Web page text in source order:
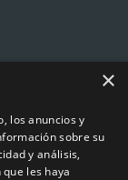
14120 Córdoba
×
los anuncios y
sobre su
y análisis,
les haya